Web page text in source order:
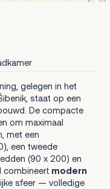
gelegen in het
staat op een
De compacte
om maximaal
met een
een tweede
(90 x 200) en
combineert modern
sfeer — volledige